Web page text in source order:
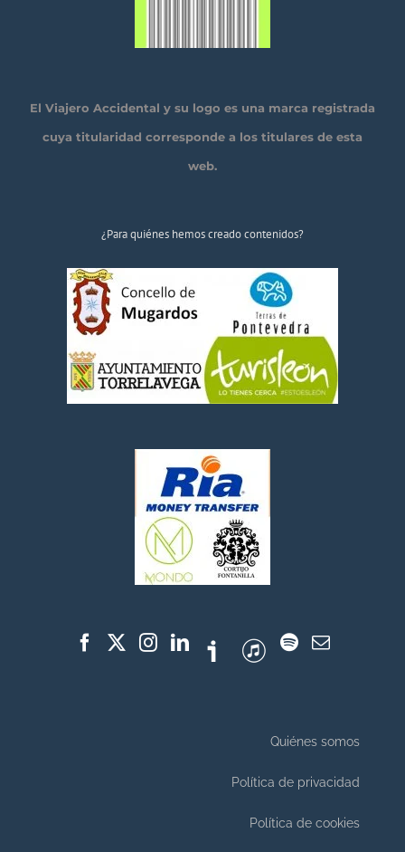
El Viajero Accidental y su logo es una marca registrada
cuya titularidad corresponde a los titulares de esta
web.
¿Para quiénes hemos creado contenidos?
Quiénes somos
Política de privacidad
Política de cookies